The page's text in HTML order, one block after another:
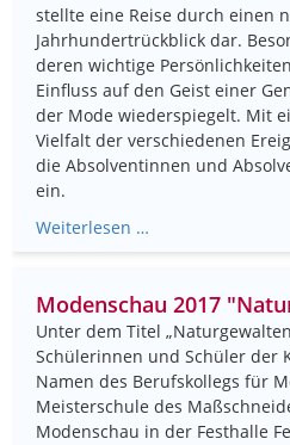
stellte eine Reise durch einen
Jahrhundertrückblick dar.
deren wichtige
Einfluss auf den Geist einer
der Mode wiederspiegelt. Mit
Vielfalt der verschiedenen
die Absolventinnen und
ein.
Weiterlesen …
Modenschau 2017
Unter dem Titel
Schülerinnen und Schüler der
Namen des Berufskollegs für
Meisterschule des
Modenschau in der Festhalle